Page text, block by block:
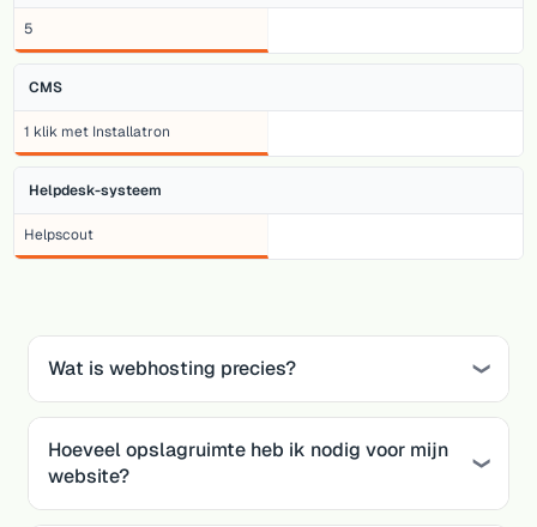
5
CMS
1 klik met Installatron
Helpdesk-systeem
Helpscout
Wat is webhosting precies?
Hoeveel opslagruimte heb ik nodig voor mijn
website?